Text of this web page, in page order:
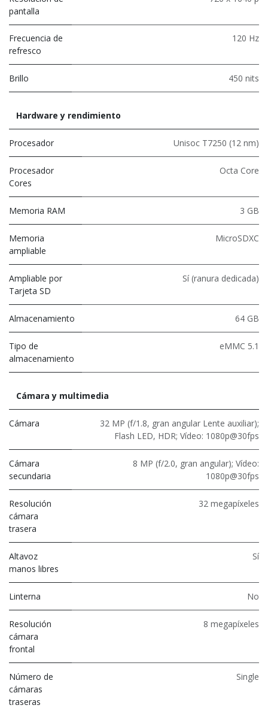
pantalla
Frecuencia de
refresco
120 Hz
Brillo 450 nits
Hardware y rendimiento
Procesador Unisoc T7250 (12 nm)
Procesador
Cores
Octa Core
Memoria RAM 3 GB
Memoria
ampliable
MicroSDXC
Ampliable por
Tarjeta SD
Sí (ranura dedicada)
Almacenamiento 64 GB
Tipo de
almacenamiento
eMMC 5.1
Cámara y multimedia
Cámara
32 MP (f/1.8, gran angular Lente auxiliar);
Flash LED, HDR; Vídeo: 1080p@30fps
Cámara
secundaria
8 MP (f/2.0, gran angular); Vídeo:
1080p@30fps
Resolución
cámara
trasera
32 megapíxeles
Altavoz
manos libres
Sí
Linterna No
Resolución
cámara
frontal
8 megapíxeles
Número de
cámaras
traseras
Single